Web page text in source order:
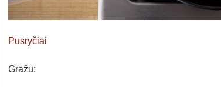
Pusryčiai
Gražu: